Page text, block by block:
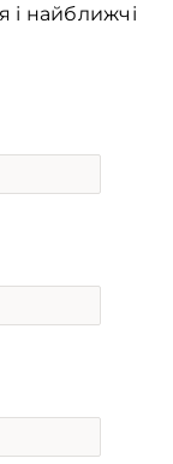
і найближчі